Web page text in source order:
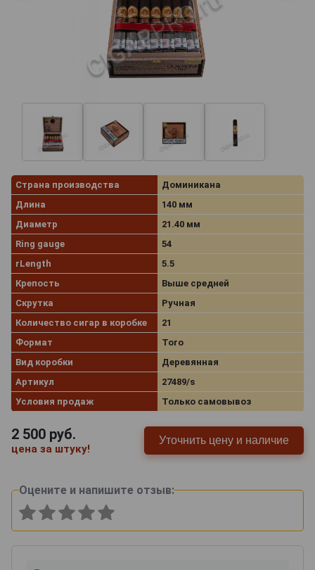
Страна производства
Доминикана
Длина
140 мм
Диаметр
21.40 мм
Ring gauge
54
rLength
5.5
Крепость
Выше средней
Скрутка
Ручная
Количество сигар в коробке
21
Формат
Toro
Вид коробки
Деревянная
Артикул
27489/s
Условия продаж
Только самовывоз
2 500 руб.
цена за штуку!
Уточнить цену и наличие
Оцените и напишите отзыв: